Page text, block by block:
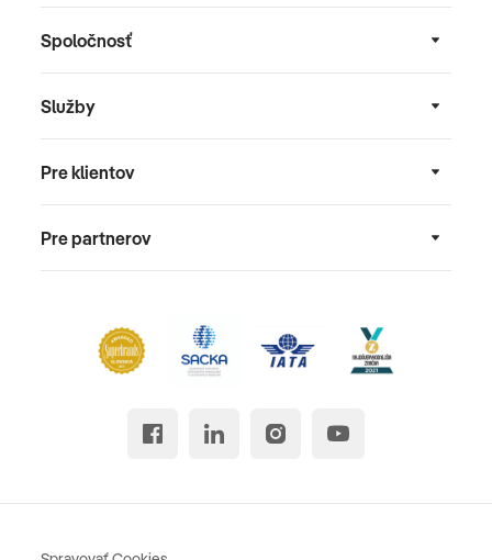
Spoločnosť
Služby
Pre klientov
Pre partnerov